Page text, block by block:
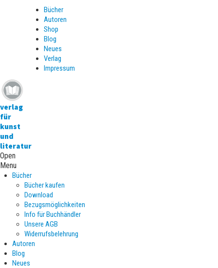
Bücher
Autoren
Shop
Blog
Neues
Verlag
Impressum
verlag
für
kunst
und
literatur
Open
Menu
Bücher
Bücher kaufen
Download
Bezugsmöglichkeiten
Info für Buchhändler
Unsere AGB
Widerrufsbelehrung
Autoren
Blog
Neues